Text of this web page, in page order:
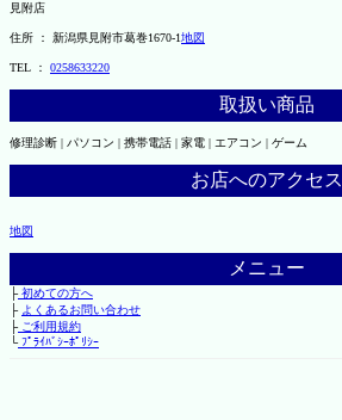
見附店
住所 ： 新潟県見附市葛巻1670-1地図
TEL ： 0258633220
取扱い商品
修理診断 | パソコン | 携帯電話 | 家電 | エアコン | ゲーム
お店へのアクセス
地図
メニュー
├初めての方へ
├ よくあるお問い合わせ
├ご利用規約
└ﾌﾟﾗｲﾊﾞｼｰﾎﾟﾘｼｰ